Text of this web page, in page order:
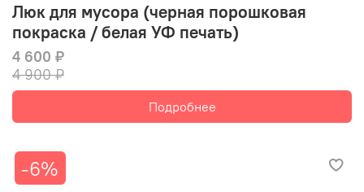
Люк для мусора (черная порошковая
покраска / белая УФ печать)
4 600 ₽
4 900 ₽
Подробнее
-6%